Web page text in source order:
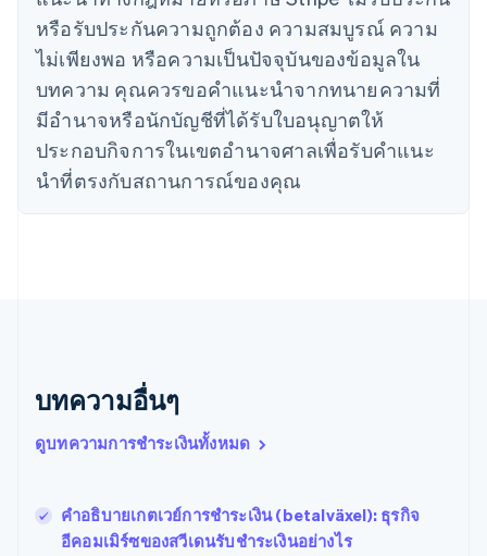
หรือรับประกันความถูกต้อง ความสมบูรณ์ ความ
ไม่เพียงพอ หรือความเป็นปัจจุบันของข้อมูลใน
บทความ คุณควรขอคําแนะนําจากทนายความที่
มีอํานาจหรือนักบัญชีที่ได้รับใบอนุญาตให้
ประกอบกิจการในเขตอํานาจศาลเพื่อรับคําแนะ
นําที่ตรงกับสถานการณ์ของคุณ
บทความอื่นๆ
ดูบทความการชำระเงินทั้งหมด
คำอธิบายเกตเวย์การชำระเงิน (betalväxel): ธุรกิจ
อีคอมเมิร์ซของสวีเดนรับชำระเงินอย่างไร
ไซปรัส
English
ญี่ปุ่น
日本語English
เดนมาร์ก
English
ไทย
ไทย English
นอร์เวย์
บัลแกเรีย
English
เบลเยียม
Português
โปแลนด์
English